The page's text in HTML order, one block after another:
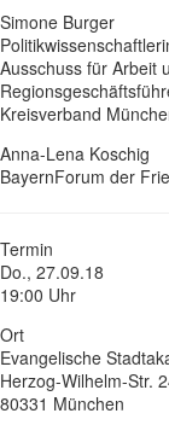
Simone Burger
Ausschuss für Arbeit
Kreisverband
Anna-Lena Koschig
BayernForum der
Termin
Do., 27.09.18
19:00 Uhr
Ort
Evangelische
Herzog-Wilhelm-Str.
80331 München